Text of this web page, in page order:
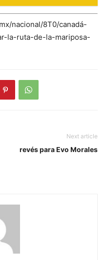
nacional/8T0/canadá-
la-ruta-de-la-mariposa-
Next article
revés para Evo Morales